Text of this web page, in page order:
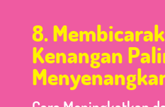
8.
Kenangan